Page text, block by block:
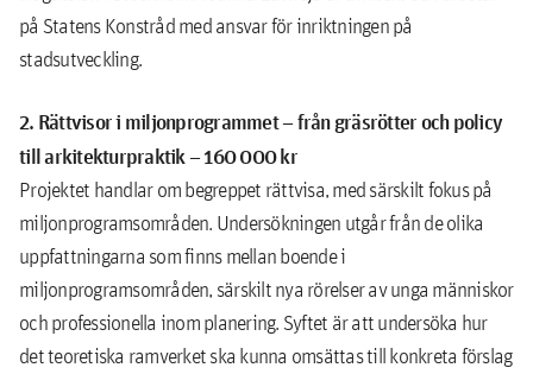
på Statens Konstråd med ansvar för inriktningen på
stadsutveckling.
2. Rättvisor i miljonprogrammet – från gräsrötter och policy
till arkitekturpraktik – 160 000 kr
Projektet handlar om begreppet rättvisa, med särskilt fokus på
miljonprogramsområden. Undersökningen utgår från de olika
uppfattningarna som finns mellan boende i
miljonprogramsområden, särskilt nya rörelser av unga människor
och professionella inom planering. Syftet är att undersöka hur
det teoretiska ramverket ska kunna omsättas till konkreta förslag